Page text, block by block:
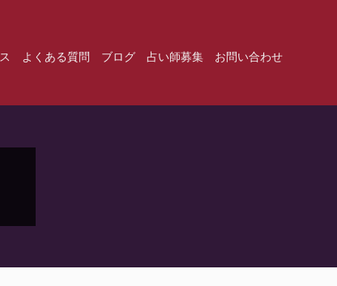
よくある質問 ブログ 占い師募集 お問い合わせ